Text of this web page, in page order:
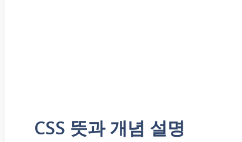
CSS 뜻과 개념 설명